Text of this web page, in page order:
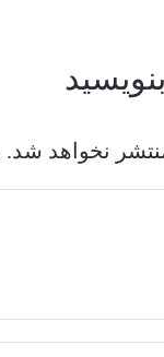
نخواهد شد.